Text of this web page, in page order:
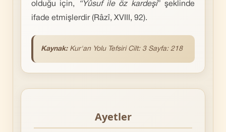
olduğu için,
“Yûsuf ile öz kardeşi” şeklinde
ifade etmişlerdir (Râzî, XVIII, 92).
Kaynak: Kur'an Yolu Tefsiri Cilt: 3 Sayfa: 218
Ayetler